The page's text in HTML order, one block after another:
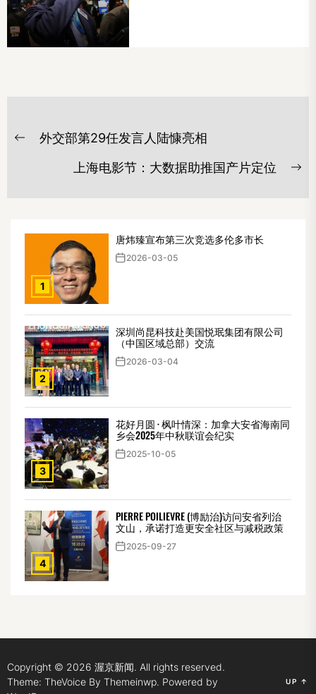
文
章Previous
外交部第29任发言人陆慷亮相
上海电影节：大数据助推国产片定位
1
唐炜臻宣布第三次竞选多伦多市长
2026-03-05
2
深圳尚昆科技赴美国悦珉集团有限公司
（中国区域总部）交流
2026-03-04
3
花好月圆 · 枫叶情深：加拿大安省海南同
乡会2025年中秋联谊会纪实
2025-10-05
4
PIERRE POILIEVRE (博励治)访问安省列治
文山，承诺打造更安全社区与减税政策
2025-09-27
Copyright © 2026 渥京新闻. All rights reserved.
Theme: TheVoice By Themeinwp. Powered by
UP ↑